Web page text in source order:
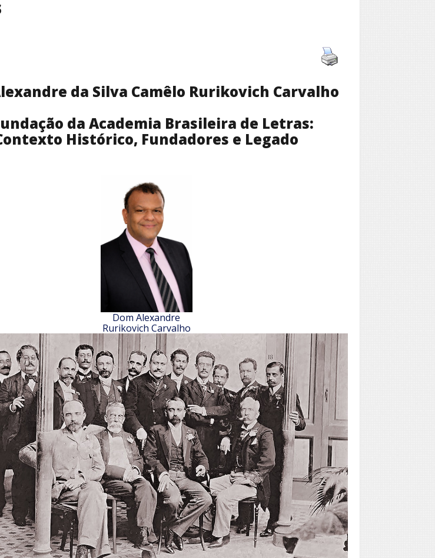
da Silva Camêlo Rurikovich Carvalho
da Academia Brasileira de Letras:
Histórico, Fundadores e Legado
Dom Alexandre
Rurikovich Carvalho